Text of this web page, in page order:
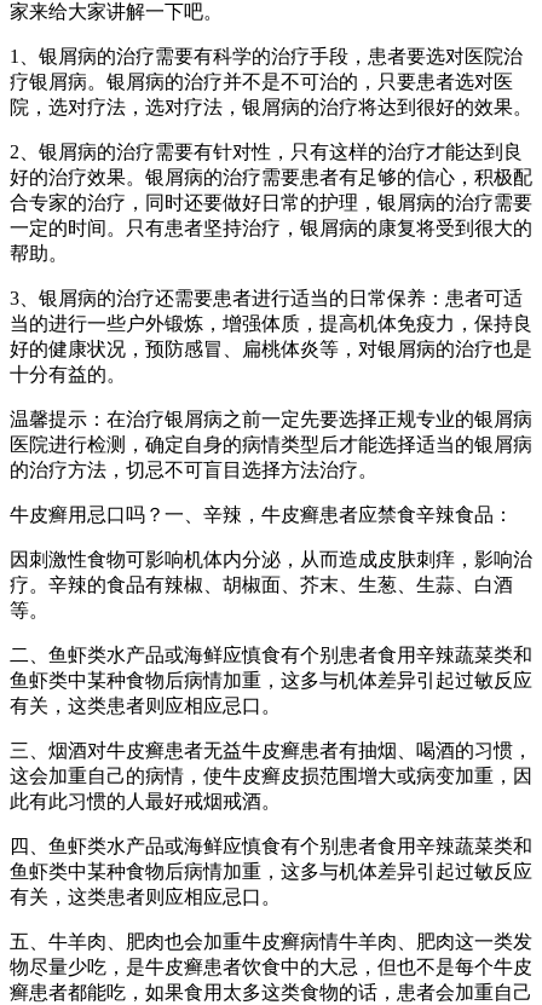
家来给大家讲解一下吧。
1、银屑病的治疗需要有科学的治疗手段，患者要选对医院治
疗银屑病。银屑病的治疗并不是不可治的，只要患者选对医
院，选对疗法，选对疗法，银屑病的治疗将达到很好的效果。
2、银屑病的治疗需要有针对性，只有这样的治疗才能达到良
好的治疗效果。银屑病的治疗需要患者有足够的信心，积极配
合专家的治疗，同时还要做好日常的护理，银屑病的治疗需要
一定的时间。只有患者坚持治疗，银屑病的康复将受到很大的
帮助。
3、银屑病的治疗还需要患者进行适当的日常保养：患者可适
当的进行一些户外锻炼，增强体质，提高机体免疫力，保持良
好的健康状况，预防感冒、扁桃体炎等，对银屑病的治疗也是
十分有益的。
温馨提示：在治疗银屑病之前一定先要选择正规专业的银屑病
医院进行检测，确定自身的病情类型后才能选择适当的银屑病
的治疗方法，切忌不可盲目选择方法治疗。
牛皮癣用忌口吗？一、辛辣，牛皮癣患者应禁食辛辣食品：
因刺激性食物可影响机体内分泌，从而造成皮肤刺痒，影响治
疗。辛辣的食品有辣椒、胡椒面、芥末、生葱、生蒜、白酒
等。
二、鱼虾类水产品或海鲜应慎食有个别患者食用辛辣蔬菜类和
鱼虾类中某种食物后病情加重，这多与机体差异引起过敏反应
有关，这类患者则应相应忌口。
三、烟酒对牛皮癣患者无益牛皮癣患者有抽烟、喝酒的习惯，
这会加重自己的病情，使牛皮癣皮损范围增大或病变加重，因
此有此习惯的人最好戒烟戒酒。
四、鱼虾类水产品或海鲜应慎食有个别患者食用辛辣蔬菜类和
鱼虾类中某种食物后病情加重，这多与机体差异引起过敏反应
有关，这类患者则应相应忌口。
五、牛羊肉、肥肉也会加重牛皮癣病情牛羊肉、肥肉这一类发
物尽量少吃，是牛皮癣患者饮食中的大忌，但也不是每个牛皮
癣患者都能吃，如果食用太多这类食物的话，患者会加重自己